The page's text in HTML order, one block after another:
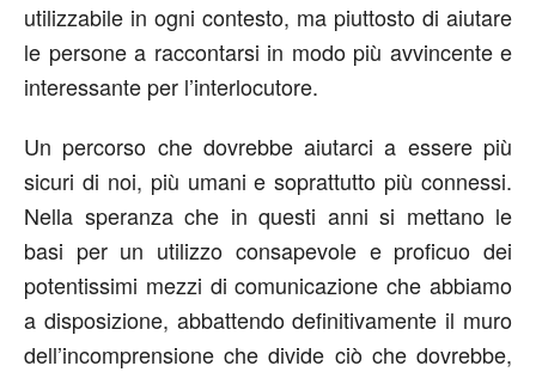
utilizzabile in ogni contesto, ma piuttosto di aiutare
le persone a raccontarsi in modo più avvincente e
interessante per l’interlocutore.
Un percorso che dovrebbe aiutarci a essere più
sicuri di noi, più umani e soprattutto più connessi.
Nella speranza che in questi anni si mettano le
basi per un utilizzo consapevole e proficuo dei
potentissimi mezzi di comunicazione che abbiamo
a disposizione, abbattendo definitivamente il muro
dell’incomprensione che divide ciò che dovrebbe,